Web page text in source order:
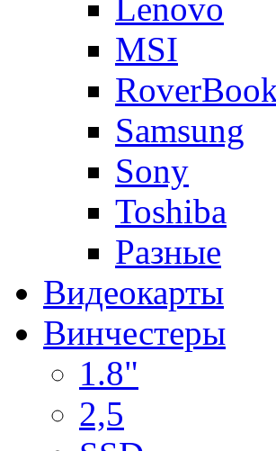
Lenovo
MSI
Samsung
Sony
Toshiba
Разные
Видеокарты
Винчестеры
1.8"
2,5